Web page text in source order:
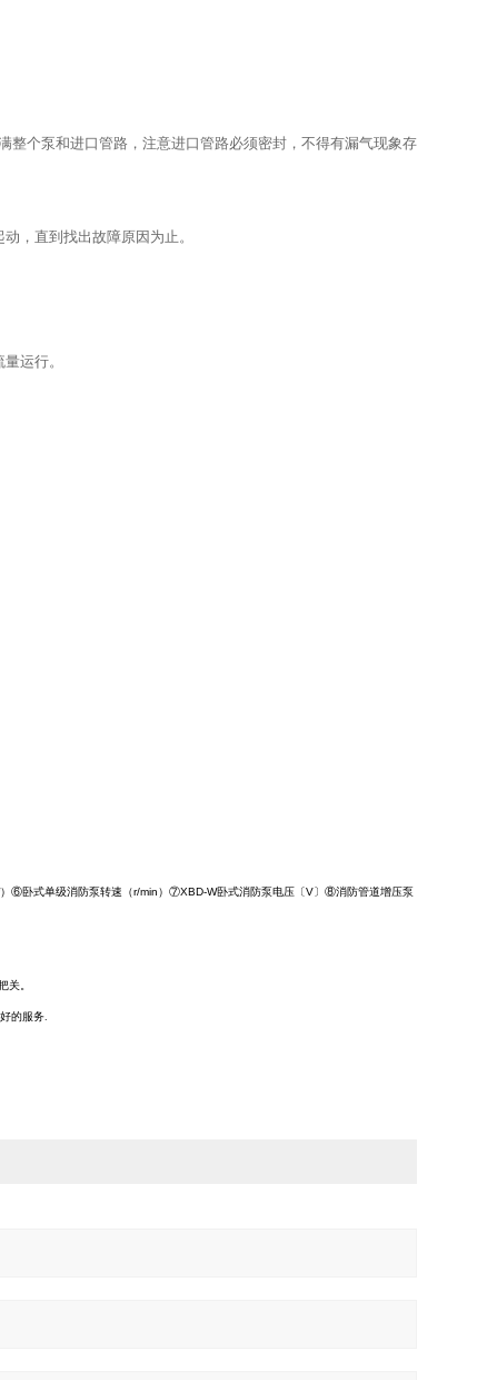
整个泵和进口管路，注意进口管路必须密封，不得有漏气现象存
，直到找出故障原因为止。
运行。
⑥卧式单级消防泵转速（r/min）⑦XBD-W卧式消防泵电压〔V〕⑧消防管道增压泵
关。
的服务.